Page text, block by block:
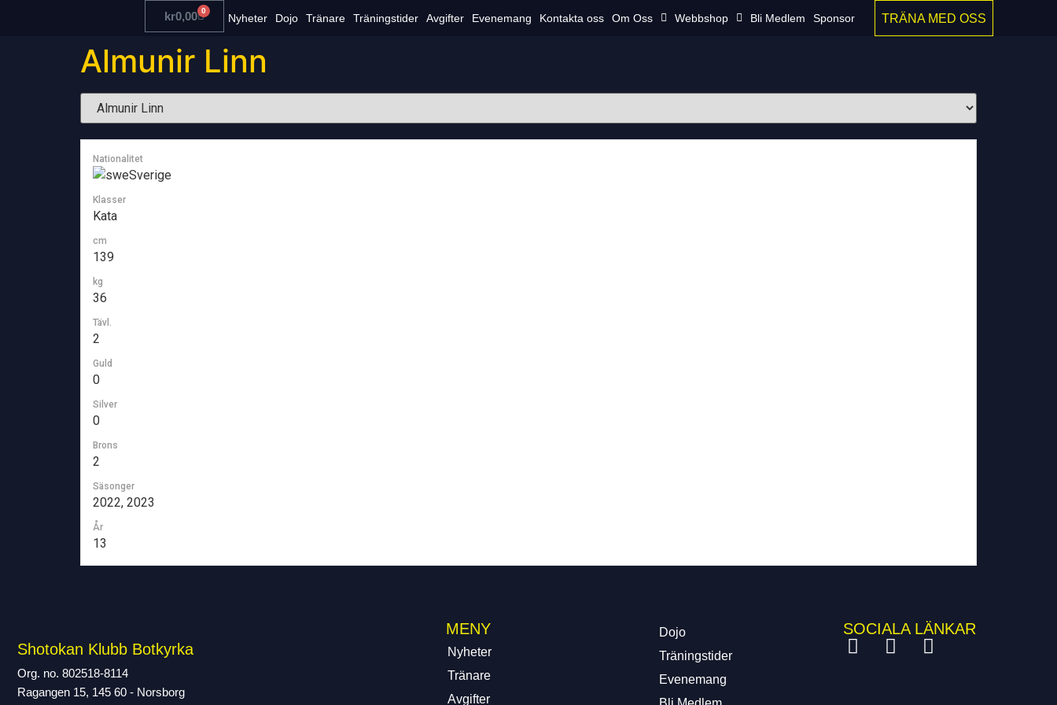
kr0,00 0
Nyheter Dojo Tränare Träningstider Avgifter Evenemang Kontakta oss Om Oss Webbshop Bli Medlem Sponsor TRÄNA MED OSS
Almunir Linn
Nationalitet
Sverige
Klasser
Kata
cm
139
kg
36
Tävl.
2
Guld
0
Silver
0
Brons
2
Säsonger
2022, 2023
År
13
Shotokan Klubb Botkyrka
Org. no. 802518-8114
Ragangen 15, 145 60 - Norsborg
MENY
Nyheter
Tränare
Avgifter
Dojo
Träningstider
Evenemang
SOCIALA LÄNKAR